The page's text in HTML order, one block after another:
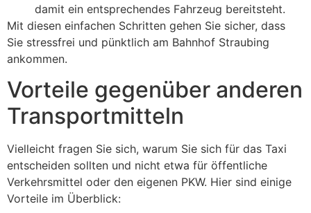
damit ein entsprechendes Fahrzeug bereitsteht.
Mit diesen einfachen Schritten gehen Sie sicher, dass
Sie stressfrei und pünktlich am Bahnhof Straubing
ankommen.
Vorteile gegenüber anderen
Transportmitteln
Vielleicht fragen Sie sich, warum Sie sich für das Taxi
entscheiden sollten und nicht etwa für öffentliche
Verkehrsmittel oder den eigenen PKW. Hier sind einige
Vorteile im Überblick: